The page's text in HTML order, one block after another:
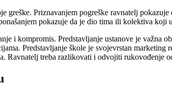
greške. Priznavanjem pogreške ravnatelj
pokazuje da je dio tima ili kolektiva koji
i kompromis. Predstavljanje ustanove je važna
Predstavljanje škole je svojevrstan
Ravnatelj treba razlikovati i odvojiti rukovođenje